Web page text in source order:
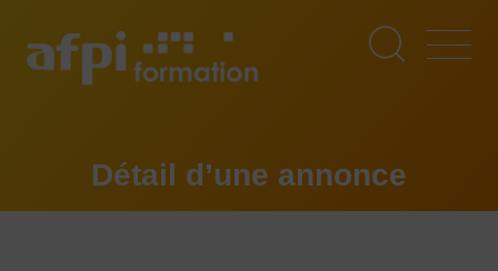
contenu
Détail d’une annonce